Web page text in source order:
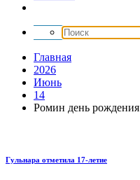
Главная
2026
Июнь
14
Ромин день рождения
Гульнара отметила 17‑летие